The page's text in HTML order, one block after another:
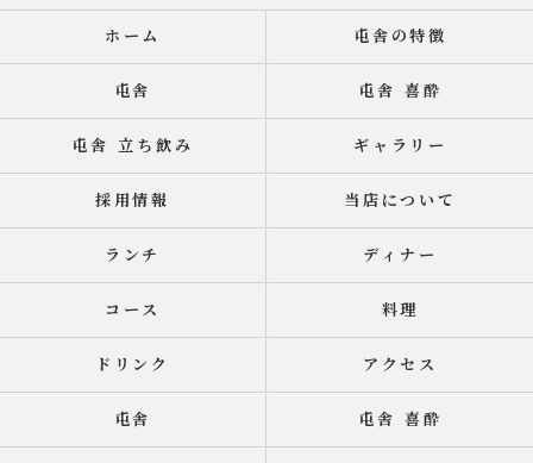
ホーム 屯舎の特徴
屯舎 屯舎 喜酔
屯舎 立ち飲み ギャラリー
採用情報 当店について
ランチ ディナー
コース 料理
ドリンク アクセス
屯舎 屯舎 喜酔